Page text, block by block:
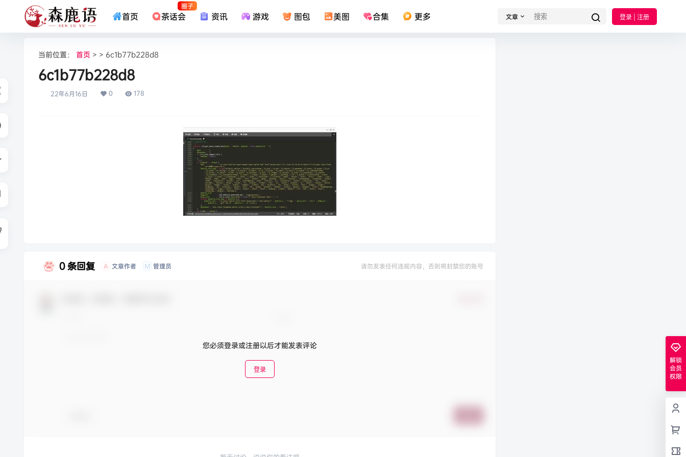
首页 茶话会
圈子
资讯 游戏 图包 美图 合集 更多 文章 登录 | 注册
当前位置： 首页 > > 6c1b77b228d8
6c1b77b228d8
22年6月16日 0 178
0 条回复 A 文章作者 M 管理员 请勿发表任何违规内容，否则将封禁您的账号
您必须登录或注册以后才能发表评论
登录
解锁
会员
权限